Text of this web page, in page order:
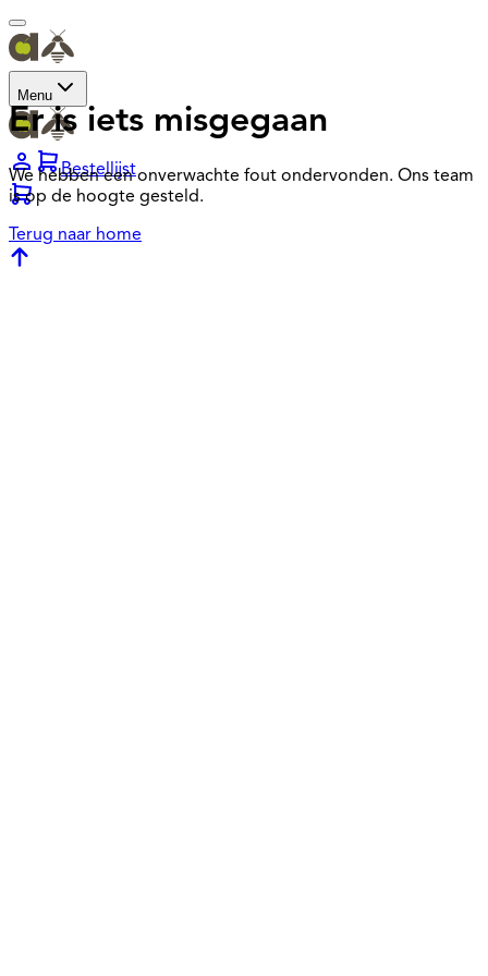
Menu
Bestellijst
Er is iets misgegaan
We hebben een onverwachte fout ondervonden. Ons team
is op de hoogte gesteld.
Terug naar home